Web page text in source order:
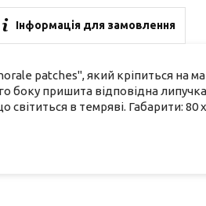
Інформація для замовлення
patches", який кріпиться на
боку пришита відповідна
світиться в темряві. Габарити: